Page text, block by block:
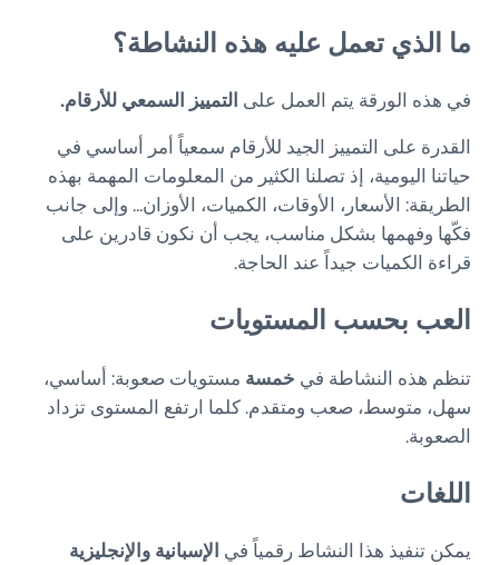
ما الذي تعمل عليه هذه النشاطة؟
في هذه الورقة يتم العمل على التمييز السمعي للأرقام.
القدرة على التمييز الجيد للأرقام سمعياً أمر أساسي في
حياتنا اليومية، إذ تصلنا الكثير من المعلومات المهمة بهذه
الطريقة: الأسعار، الأوقات، الكميات، الأوزان… وإلى جانب
فكّها وفهمها بشكل مناسب، يجب أن نكون قادرين على
قراءة الكميات جيداً عند الحاجة.
العب بحسب المستويات
تنظم هذه النشاطة في خمسة مستويات صعوبة: أساسي،
سهل، متوسط، صعب ومتقدم. كلما ارتفع المستوى تزداد
الصعوبة.
اللغات
يمكن تنفيذ هذا النشاط رقمياً في الإسبانية والإنجليزية